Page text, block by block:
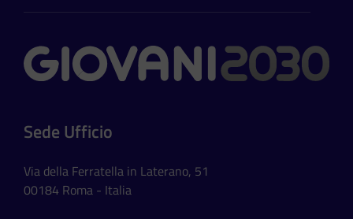
Contatti
Sede Ufficio
Via della Ferratella in Laterano, 51
00184 Roma - Italia